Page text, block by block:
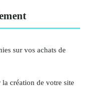
sur vos achats de
création de votre site